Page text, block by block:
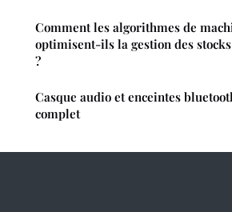
Comment les algorithmes de
optimisent-ils la gestion des
?
Casque audio et enceintes
complet